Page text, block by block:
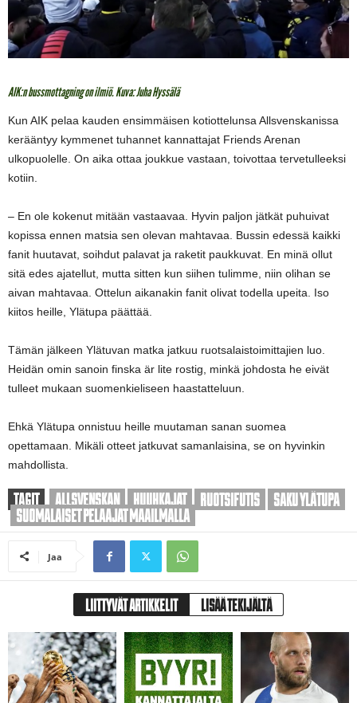
AIK:n bussmottagning on ilmiö. Kuva: Juha Hyssälä
Kun AIK pelaa kauden ensimmäisen kotiottelunsa Allsvenskanissa
kerääntyy kymmenet tuhannet kannattajat Friends Arenan
ulkopuolelle. On aika ottaa joukkue vastaan, toivottaa tervetulleeksi
kotiin.
– En ole kokenut mitään vastaavaa. Hyvin paljon jätkät puhuivat
kopissa ennen matsia sen olevan mahtavaa. Bussin edessä kaikki
fanit huutavat, soihdut palavat ja raketit paukkuvat. En minä ollut
sitä edes ajatellut, mutta sitten kun siihen tulimme, niin olihan se
aivan mahtavaa. Ottelun aikanakin fanit olivat todella upeita. Iso
kiitos heille, Ylätupa päättää.
Tämän jälkeen Ylätuvan matka jatkuu ruotsalaistoimittajien luo.
Heidän omin sanoin finska är lite rostig, minkä johdosta he eivät
tulleet mukaan suomenkieliseen haastatteluun.
Ehkä Ylätupa onnistuu heille muutaman sanan suomea
opettamaan. Mikäli otteet jatkuvat samanlaisina, se on hyvinkin
mahdollista.
TAGIT ALLSVENSKAN HUUHKAJAT RUOTSIFUTIS
SAKU YLÄTUPA
SUOMALAISET PELAAJAT MAAILMALLA
Jaa
LIITTYVÄT ARTIKKELIT LISÄÄ TEKIJÄLTÄ